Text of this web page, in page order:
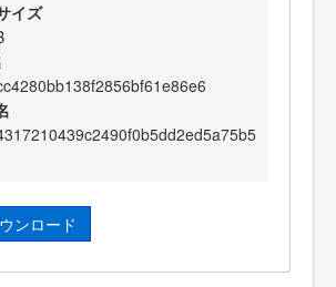
イズ
ンロード